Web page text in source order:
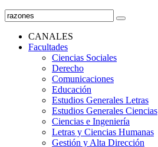
CANALES
Facultades
Ciencias Sociales
Derecho
Comunicaciones
Educación
Estudios Generales Letras
Estudios Generales Ciencias
Ciencias e Ingeniería
Letras y Ciencias Humanas
Gestión y Alta Dirección